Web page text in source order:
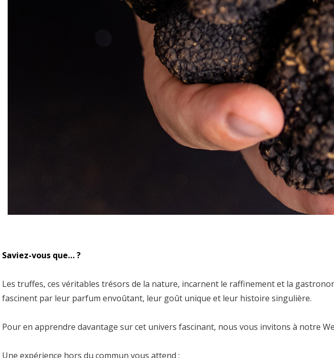
Saviez-vous que… ?
Les truffes, ces véritables trésors de la nature, incarnent le raffinement et la
fascinent par leur parfum envoûtant, leur goût unique et leur histoire singulière.
Pour en apprendre davantage sur cet univers fascinant, nous vous invitons à notre
Une expérience hors du commun vous attend :